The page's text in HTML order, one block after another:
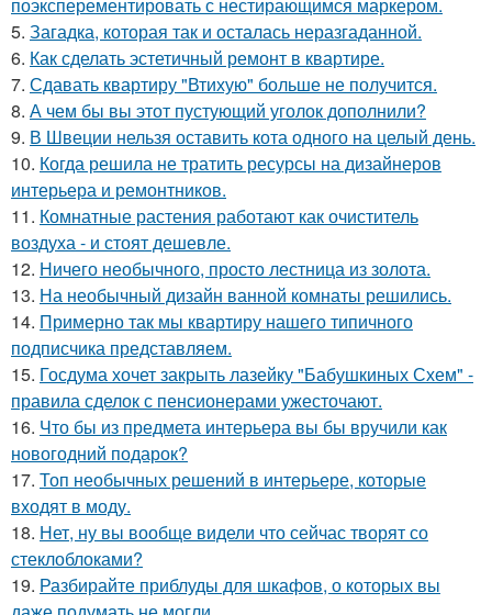
поэксперементировать с нестирающимся маркером.
5. Загадка, которая так и осталась неразгаданной.
6. Как сделать эстетичный ремонт в квартире.
7. Сдавать квартиру "Втихую" больше не получится.
8. А чем бы вы этот пустующий уголок дополнили?
9. В Швеции нельзя оставить кота одного на целый день.
10. Когда решила не тратить ресурсы на дизайнеров
интерьера и ремонтников.
11. Комнатные растения работают как очиститель
воздуха - и стоят дешевле.
12. Ничего необычного, просто лестница из золота.
13. На необычный дизайн ванной комнаты решились.
14. Примерно так мы квартиру нашего типичного
подписчика представляем.
15. Госдума хочет закрыть лазейку "Бабушкиных Схем" -
правила сделок с пенсионерами ужесточают.
16. Что бы из предмета интерьера вы бы вручили как
новогодний подарок?
17. Топ необычных решений в интерьере, которые
входят в моду.
18. Нет, ну вы вообще видели что сейчас творят со
стеклоблоками?
19. Разбирайте приблуды для шкафов, о которых вы